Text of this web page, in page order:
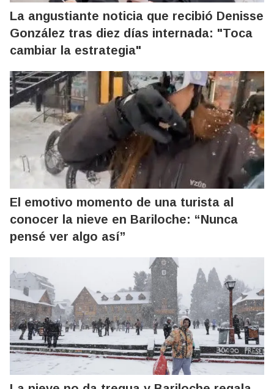
La angustiante noticia que recibió Denisse
González tras diez días internada: "Toca
cambiar la estrategia"
El emotivo momento de una turista al
conocer la nieve en Bariloche: “Nunca
pensé ver algo así”